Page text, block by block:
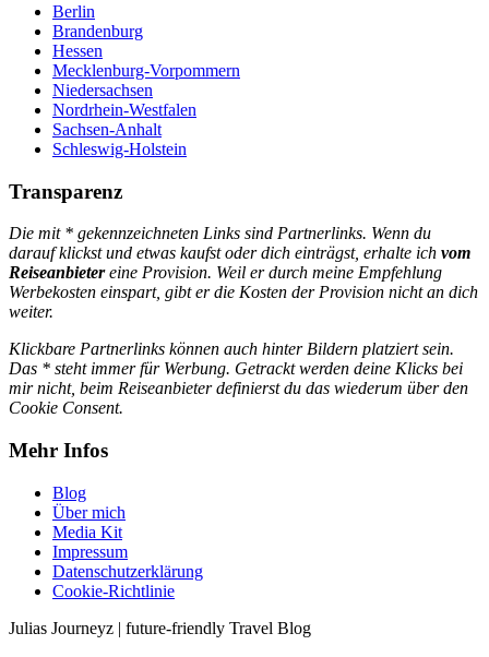
Berlin
Brandenburg
Hessen
Mecklenburg-Vorpommern
Niedersachsen
Nordrhein-Westfalen
Sachsen-Anhalt
Schleswig-Holstein
Transparenz
Die mit * gekennzeichneten Links sind Partnerlinks. Wenn du
darauf klickst und etwas kaufst oder dich einträgst, erhalte ich vom
Reiseanbietereine Provision. Weil er durch meine Empfehlung
Werbekosten einspart, gibt er die Kosten der Provision nicht an dich
weiter.
Klickbare Partnerlinks können auch hinter Bildern platziert sein.
Das * steht immer für Werbung. Getrackt werden deine Klicks bei
mir nicht, beim Reiseanbieter definierst du das wiederum über den
Cookie Consent.
Mehr Infos
Blog
Über mich
Media Kit
Impressum
Datenschutzerklärung
Cookie-Richtlinie
Julias Journeyz | future-friendly Travel Blog